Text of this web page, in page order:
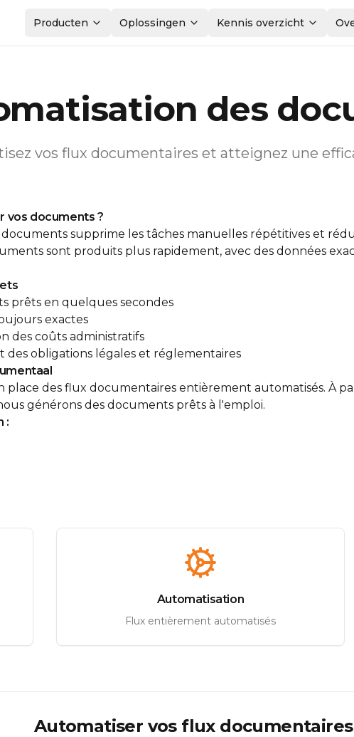
Producten Oplossingen Kennis overzicht
des
vos flux documentaires et atteignez une
vos documents ?
supprime les tâches manuelles répétitives et
sont produits plus rapidement, avec des données
prêts en quelques secondes
exactes
des coûts administratifs
des obligations légales et réglementaires
des flux documentaires entièrement automatisés. À
générons des documents prêts à l'emploi.
:
Automatisation
Flux entièrement automatisés
Automatiser vos flux documentaires